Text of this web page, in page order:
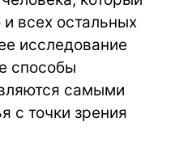
и всех остальных
исследование
способы
самыми
с точки зрения